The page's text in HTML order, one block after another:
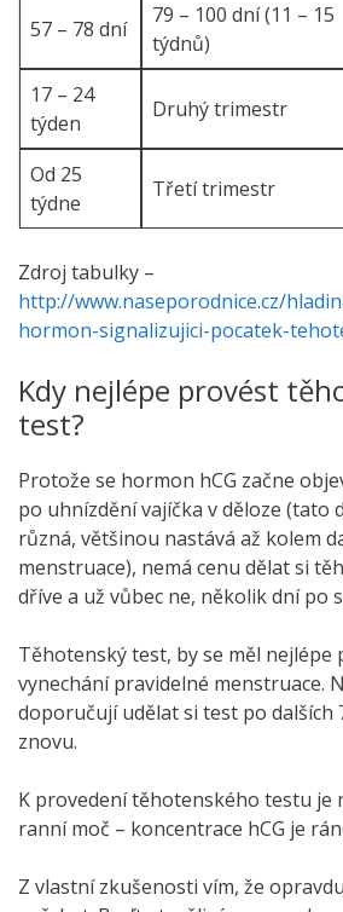
57 – 78 dní
79 – 100 dní (11 – 15
týdnů)
17 – 24
týden
Druhý trimestr
Od 25
týdne
Třetí trimestr
Zdroj tabulky –
http://www.naseporodnice.cz/
hormon-signalizujici-pocatek-
Kdy nejlépe provést
test?
Protože se hormon hCG začne
po uhnízdění vajíčka v děloze (tato
různá, většinou nastává až kolem
menstruace), nemá cenu dělat si
dříve a už vůbec ne, několik dní po
Těhotenský test, by se měl nejlépe
vynechání pravidelné menstruace.
doporučují udělat si test po dalších
znovu.
K provedení těhotenského testu je
ranní moč – koncentrace hCG je
Z vlastní zkušenosti vím, že